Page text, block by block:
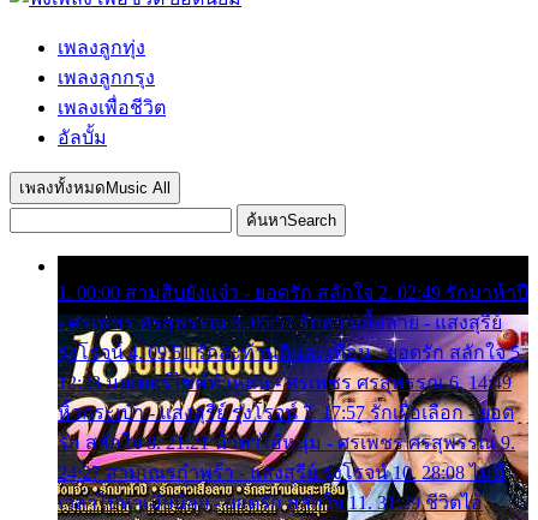
เพลงลูกทุ่ง
เพลงลูกกรุง
เพลงเพื่อชีวิต
อัลบั้ม
เพลงทั้งหมด Music All
ค้นหาSearch
1. 00:00 สามสิบยังแจ๋ว - ยอดรัก สลักใจ 2. 02:49 รักมาห้าปี
- ศรเพชร ศรสุพรรณ 3. 05:57 รักสาวเสื้อลาย - แสงสุรีย์
รุ่งโรจน์ 4. 09:51 รักสะท้านดินสะเทือน - ยอดรัก สลักใจ 5.
12:23 มอเตอร์ไซค์ทำหล่น - ศรเพชร ศรสุพรรณ 6. 14:49
หิ้วกระเป๋า - แสงสุรีย์ รุ่งโรจน์ 7. 17:57 รักเผื่อเลือก - ยอด
รัก สลักใจ 8. 21:21 น้ำตาไอ้หนุ่ม - ศรเพชร ศรสุพรรณ 9.
24:27 สามเณรกำพร้า - แสงสุรีย์ รุ่งโรจน์ 10. 28:08 ไม่มี
เวลาไปหาเมียน้อย - ยอดรัก สลักใจ 11. 31:29 ชีวิตไอ้